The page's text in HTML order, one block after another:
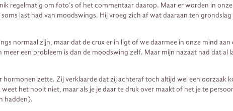
regelmatig om foto’s of het commentaar daarop. Maar er worden in
last had van moodswings. Hij vroeg zich af wat daaraan ten
normaal zijn, maar dat de crux er in ligt of we daarmee in onze mind
een probleem is dan de moodswing zelf. Maar mijn nazaat had dat al
zette. Zij verklaarde dat zij achteraf toch altijd wel een oorzaak
het nooit niet, maar als je je daar te druk over maakt of het je te
hadden).